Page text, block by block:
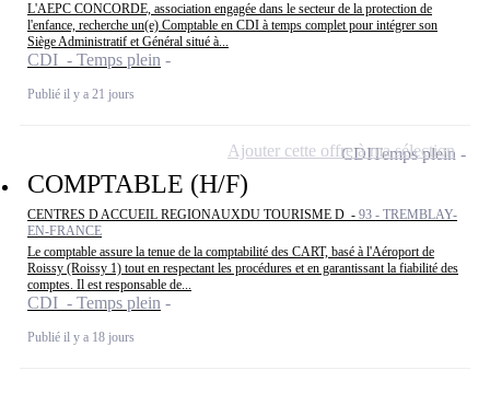
L'AEPC CONCORDE, association engagée dans le secteur de la protection de
l'enfance, recherche un(e) Comptable en CDI à temps complet pour intégrer son
Siège Administratif et Général situé à...
CDI - Temps plein
Publié il y a 21 jours
COMPTABLE (H/F)
CENTRES D ACCUEIL REGIONAUXDU TOURISME D - 93 - TREMBLAY-
EN-FRANCE
Le comptable assure la tenue de la comptabilité des CART, basé à l'Aéroport de
Roissy (Roissy 1) tout en respectant les procédures et en garantissant la fiabilité des
comptes. Il est responsable de...
CDI - Temps plein
Publié il y a 18 jours
CDITemps plein
Ajouter cette offre à ma sélection